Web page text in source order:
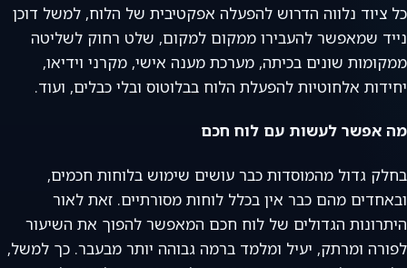
כל ציוד נלווה הדרוש להפעלה אפקטיבית של הלוח, למשל דוכן
נייד שמאפשר להעבירו ממקום למקום, שלט רחוק לשליטה
ממקומות שונים בכיתה, מערכת מענה אישי, מקרני וידיאו,
יחידות אלחוטיות להפעלת הלוח בבלוטוס ובלי כבלים, ועוד.
מה אפשר לעשות עם לוח חכם
בחלק גדול מהמוסדות כבר עושים שימוש בלוחות חכמים,
ובאחדים מהם כבר אין בכלל לוחות מסורתיים. זאת לאור
היתרונות הגדולים של לוח חכם המאפשר להפוך את השיעור
לפורה ומרתק, יעיל ומלמד ברמה גבוהה יותר מבעבר. כך למשל,